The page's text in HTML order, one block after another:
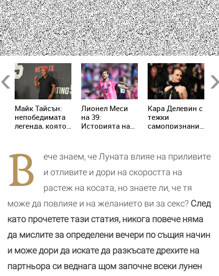
Майк Тайсън:
непобедимата
легенда, която
бокса
Лионел Меси
на 39:
Историята на
покори света
Кара Делевин с
тежки
самопризнания:
възползват от
мен сексуално
В
ече знаем, че Луната влияе на приливите
и отливите и дори на скоростта на
растеж на косата, но знаете ли, че тя
може да повлияе и на желанието ви за секс? След
като прочетете тази статия, никога повече няма
да мислите за определени вечери по същия начин
и може дори да искате да разкъсате дрехите на
партньора си веднага щом започне всеки лунен